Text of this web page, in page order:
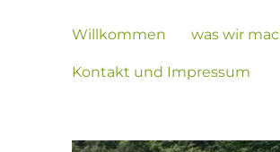
Willkommen was wir
Kontakt und Impressum